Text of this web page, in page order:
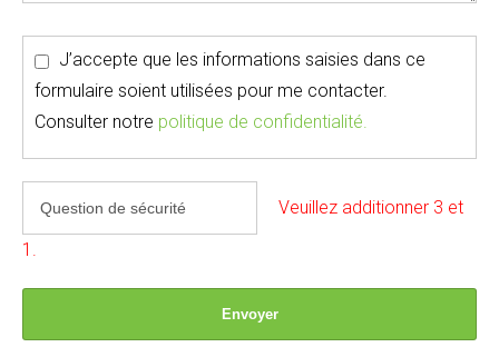
J’accepte que les informations saisies dans ce
formulaire soient utilisées pour me contacter.
Consulter notre politique de confidentialité.
Veuillez additionner 3 et
1.